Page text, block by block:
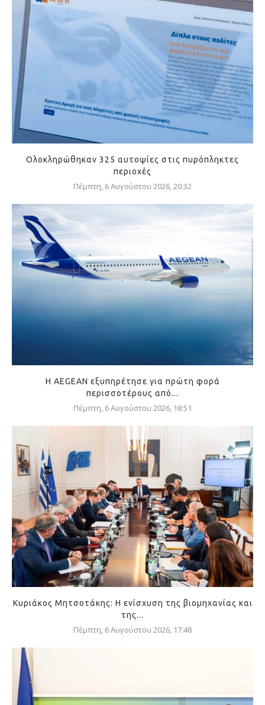
Ολοκληρώθηκαν 325 αυτοψίες στις πυρόπληκτες
περιοχές
Πέμπτη, 6 Αυγούστου 2026, 20:32
Η AEGEAN εξυπηρέτησε για πρώτη φορά
περισσοτέρους από...
Πέμπτη, 6 Αυγούστου 2026, 18:51
Κυριάκος Μητσοτάκης: Η ενίσχυση της βιομηχανίας και
της...
Πέμπτη, 6 Αυγούστου 2026, 17:48